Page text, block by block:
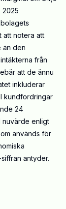
2025
att notera att
än den
från
att de ännu
inkluderar
kundfordringar
24
nuvärde enligt
används för
antyder.